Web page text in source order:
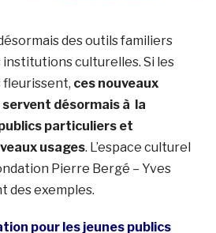
des outils familiers
culturelles. Si les
fleurissent, ces nouveaux
désormais à la
particuliers et
usages. L’espace culturel
Pierre Bergé – Yves
des exemples.
pour les jeunes publics